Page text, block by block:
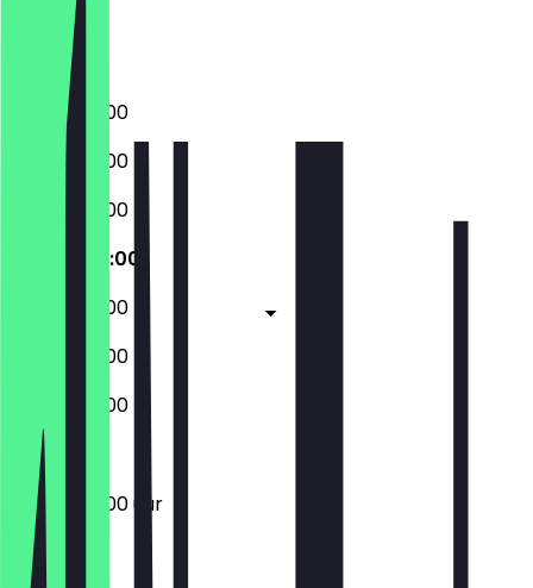
Zaterdag
Zondag
09:00 - 22:00
09:00 - 22:00
09:00 - 22:00
09:00 - 22:00
09:00 - 22:00
09:00 - 22:00
09:00 - 22:00
09:00 - 22:00 uur